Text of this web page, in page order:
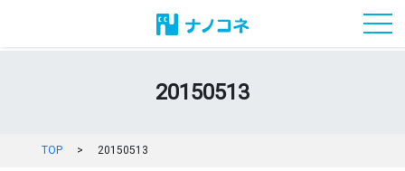
20150513
TOP > 20150513